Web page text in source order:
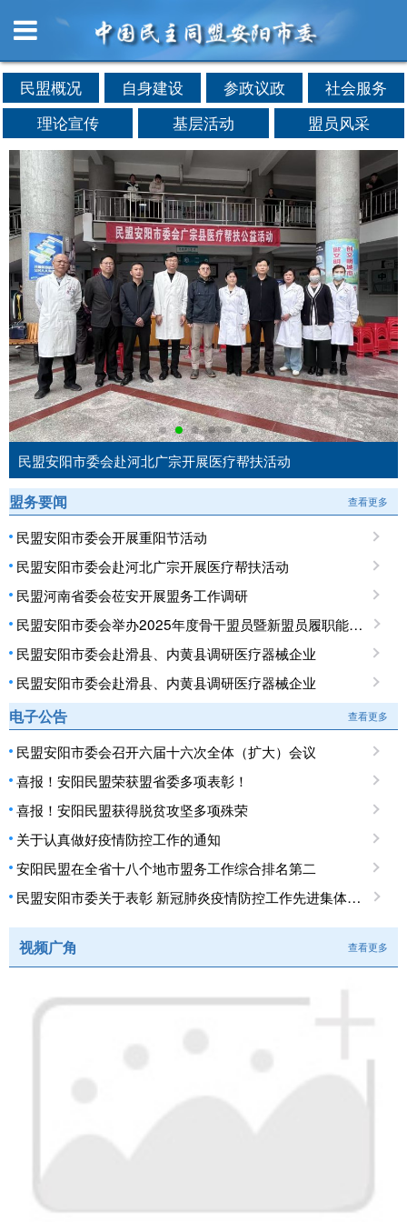
民盟概况 自身建设 参政议政
社会服务
理论宣传
基层活动 盟员风采
民盟安阳市委会赴河北广宗开展医疗帮扶活动
盟务要闻 查看更多
民盟安阳市委会开展重阳节活动
民盟安阳市委会赴河北广宗开展医疗帮扶活动
民盟河南省委会莅安开展盟务工作调研
民盟安阳市委会举办2025年度骨干盟员暨新盟员履职能力培训班
民盟安阳市委会赴滑县、内黄县调研医疗器械企业
民盟安阳市委会赴滑县、内黄县调研医疗器械企业
电子公告 查看更多
民盟安阳市委会召开六届十六次全体（扩大）会议
喜报！安阳民盟荣获盟省委多项表彰！
喜报！安阳民盟获得脱贫攻坚多项殊荣
关于认真做好疫情防控工作的通知
安阳民盟在全省十八个地市盟务工作综合排名第二
民盟安阳市委关于表彰 新冠肺炎疫情防控工作先进集体、先进个人的决定
视频广角 查看更多